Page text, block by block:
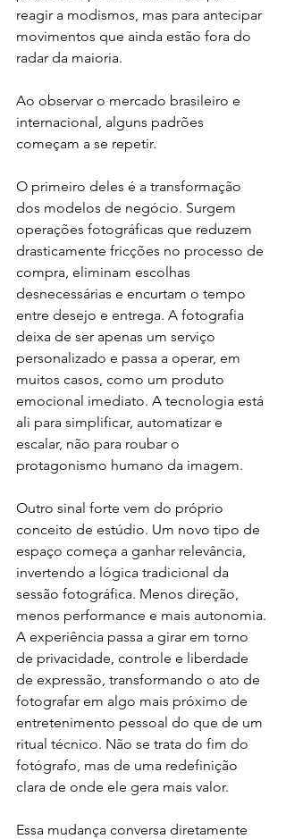
reagir a modismos, mas para antecipar
movimentos que ainda estão fora do
radar da maioria.
Ao observar o mercado brasileiro e
internacional, alguns padrões
começam a se repetir.
O primeiro deles é a transformação
dos modelos de negócio. Surgem
operações fotográficas que reduzem
drasticamente fricções no processo de
compra, eliminam escolhas
desnecessárias e encurtam o tempo
entre desejo e entrega. A fotografia
deixa de ser apenas um serviço
personalizado e passa a operar, em
muitos casos, como um produto
emocional imediato. A tecnologia está
ali para simplificar, automatizar e
escalar, não para roubar o
protagonismo humano da imagem.
Outro sinal forte vem do próprio
conceito de estúdio. Um novo tipo de
espaço começa a ganhar relevância,
invertendo a lógica tradicional da
sessão fotográfica. Menos direção,
menos performance e mais autonomia.
A experiência passa a girar em torno
de privacidade, controle e liberdade
de expressão, transformando o ato de
fotografar em algo mais próximo de
entretenimento pessoal do que de um
ritual técnico. Não se trata do fim do
fotógrafo, mas de uma redefinição
clara de onde ele gera mais valor.
Essa mudança conversa diretamente